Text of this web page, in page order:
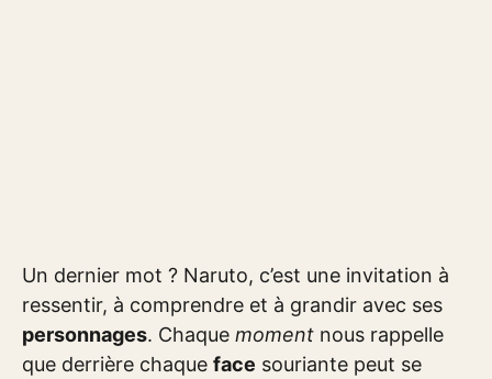
Un dernier mot ? Naruto, c’est une invitation à
ressentir, à comprendre et à grandir avec ses
personnages. Chaque moment nous rappelle
que derrière chaque face souriante peut se